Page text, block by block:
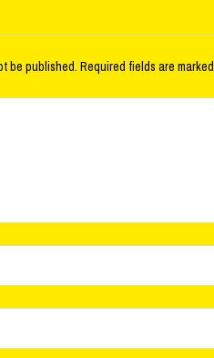
be published. Required fields are marked